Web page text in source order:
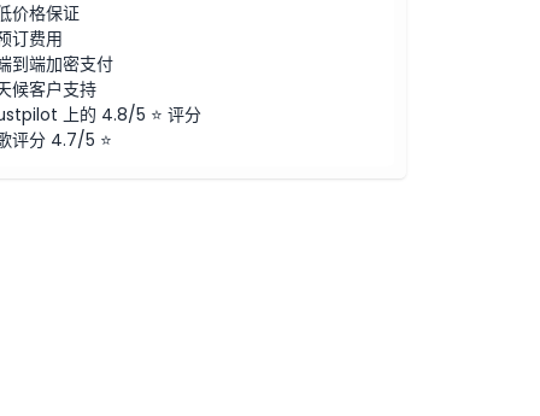
价格保证
订费用
到端加密支付
候客户支持
上的 4.8/5 ⭐ 评分
评分 4.7/5 ⭐